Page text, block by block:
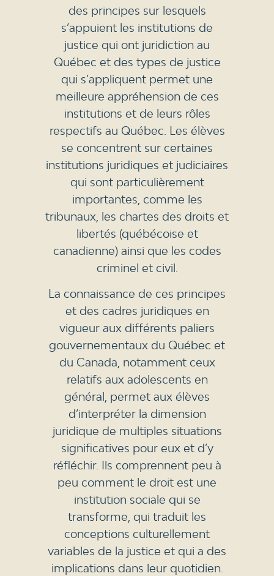
des principes sur lesquels
s’appuient les institutions de
justice qui ont juridiction au
Québec et des types de justice
qui s’appliquent permet une
meilleure appréhension de ces
institutions et de leurs rôles
respectifs au Québec. Les élèves
se concentrent sur certaines
institutions juridiques et judiciaires
qui sont particulièrement
importantes, comme les
tribunaux, les chartes des droits et
libertés (québécoise et
canadienne) ainsi que les codes
criminel et civil.
La connaissance de ces principes
et des cadres juridiques en
vigueur aux différents paliers
gouvernementaux du Québec et
du Canada, notamment ceux
relatifs aux adolescents en
général, permet aux élèves
d’interpréter la dimension
juridique de multiples situations
significatives pour eux et d’y
réfléchir. Ils comprennent peu à
peu comment le droit est une
institution sociale qui se
transforme, qui traduit les
conceptions culturellement
variables de la justice et qui a des
implications dans leur quotidien.